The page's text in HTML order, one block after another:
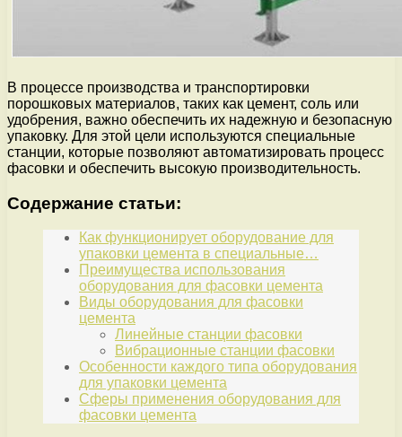
В процессе производства и транспортировки
порошковых материалов, таких как цемент, соль или
удобрения, важно обеспечить их надежную и безопасную
упаковку. Для этой цели используются специальные
станции, которые позволяют автоматизировать процесс
фасовки и обеспечить высокую производительность.
Содержание статьи:
Как функционирует оборудование для
упаковки цемента в специальные…
Преимущества использования
оборудования для фасовки цемента
Виды оборудования для фасовки
цемента
Линейные станции фасовки
Вибрационные станции фасовки
Особенности каждого типа оборудования
для упаковки цемента
Сферы применения оборудования для
фасовки цемента